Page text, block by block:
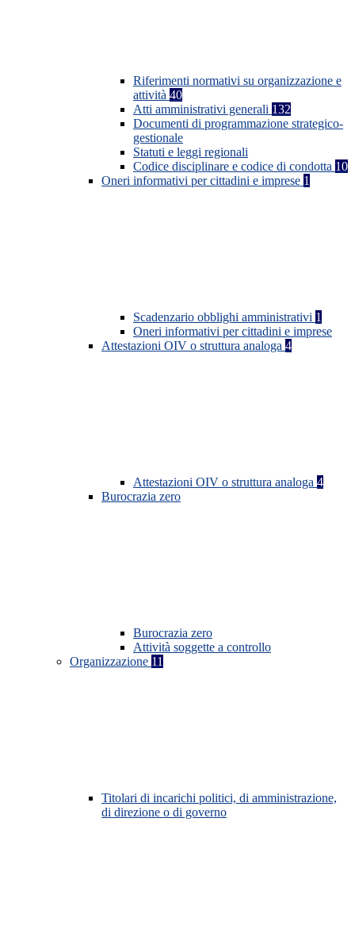
Riferimenti normativi su organizzazione e
attività 40
Atti amministrativi generali 132
Documenti di programmazione strategico-
gestionale
Statuti e leggi regionali
Codice disciplinare e codice di condotta 10
Oneri informativi per cittadini e imprese 1
Scadenzario obblighi amministrativi 1
Oneri informativi per cittadini e imprese
Attestazioni OIV o struttura analoga 4
Attestazioni OIV o struttura analoga 4
Burocrazia zero
Burocrazia zero
Attività soggette a controllo
Organizzazione 11
Titolari di incarichi politici, di amministrazione,
di direzione o di governo